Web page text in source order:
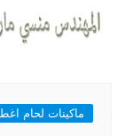
ماكينات لحام